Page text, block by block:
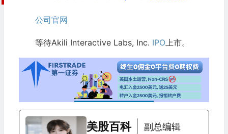
公司官网
等待Akili Interactive Labs, Inc. IPO上市。
美股百科 副总编辑